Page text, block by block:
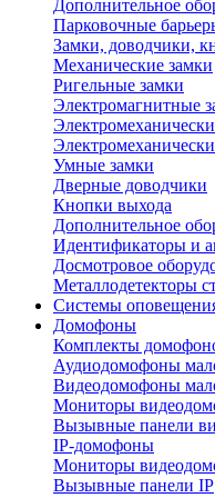
Дополнительное
Парковочные
Замки, доводчики,
Механические замки
Ригельные замки
Электромагнитные
Умные замки
Дверные доводчики
Кнопки выхода
Дополнительное
Идентификаторы и
Досмотровое
Металлодетекторы
Системы
Домофоны
Комплекты
Аудиодомофоны
Видеодомофоны
Мониторы
Вызывные панели
IP-домофоны
Мониторы
Вызывные панели IP